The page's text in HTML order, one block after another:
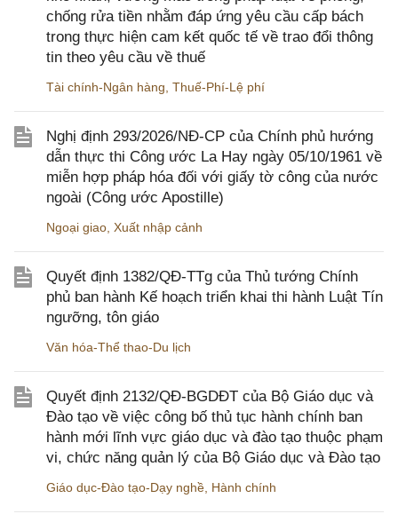
chống rửa tiền nhằm đáp ứng yêu cầu cấp bách
trong thực hiện cam kết quốc tế về trao đổi thông
tin theo yêu cầu về thuế
Tài chính-Ngân hàng Thuế-Phí-Lệ phí
Nghị định 293/2026/NĐ-CP của Chính phủ hướng
dẫn thực thi Công ước La Hay ngày 05/10/1961 về
miễn hợp pháp hóa đối với giấy tờ công của nước
ngoài (Công ước Apostille)
Ngoại giao Xuất nhập cảnh
Quyết định 1382/QĐ-TTg của Thủ tướng Chính
phủ ban hành Kế hoạch triển khai thi hành Luật Tín
ngưỡng, tôn giáo
Văn hóa-Thể thao-Du lịch
Quyết định 2132/QĐ-BGDĐT của Bộ Giáo dục và
Đào tạo về việc công bố thủ tục hành chính ban
hành mới lĩnh vực giáo dục và đào tạo thuộc phạm
vi, chức năng quản lý của Bộ Giáo dục và Đào tạo
Giáo dục-Đào tạo-Dạy nghề Hành chính